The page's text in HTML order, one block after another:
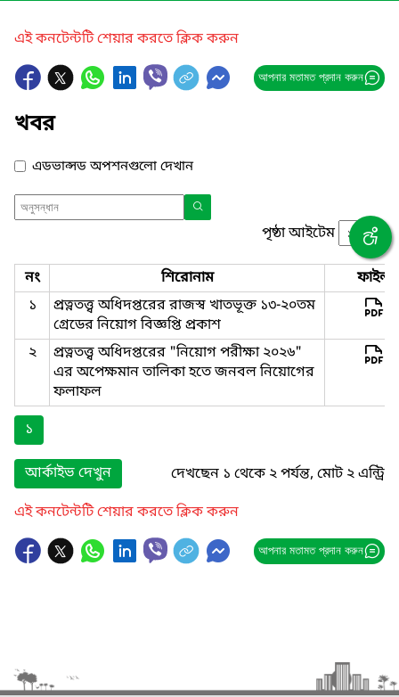
এই কনটেন্টটি শেয়ার করতে ক্লিক করুন
আপনার মতামত প্রদান করুন
খবর
এডভান্সড অপশনগুলো দেখান
পৃষ্ঠা আইটেম
নং শিরোনাম
ফাইল
১
প্রত্নতত্ত্ব অধিদপ্তরের রাজস্ব খাতভূক্ত ১৩-২০তম
গ্রেডের নিয়োগ বিজ্ঞপ্তি প্রকাশ
২
প্রত্নতত্ত্ব অধিদপ্তরের "নিয়োগ পরীক্ষা ২০২৬"
এর অপেক্ষমান তালিকা হতে জনবল নিয়োগের
ফলাফল
১
আর্কাইভ দেখুন
দেখছেন ১ থেকে ২ পর্যন্ত, মোট ২ এন্ট্রি
এই কনটেন্টটি শেয়ার করতে ক্লিক করুন
আপনার মতামত প্রদান করুন